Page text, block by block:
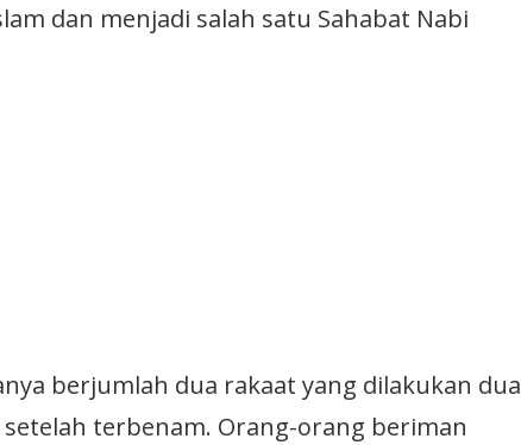
dan menjadi salah satu Sahabat Nabi
berjumlah dua rakaat yang dilakukan dua
terbenam. Orang-orang beriman